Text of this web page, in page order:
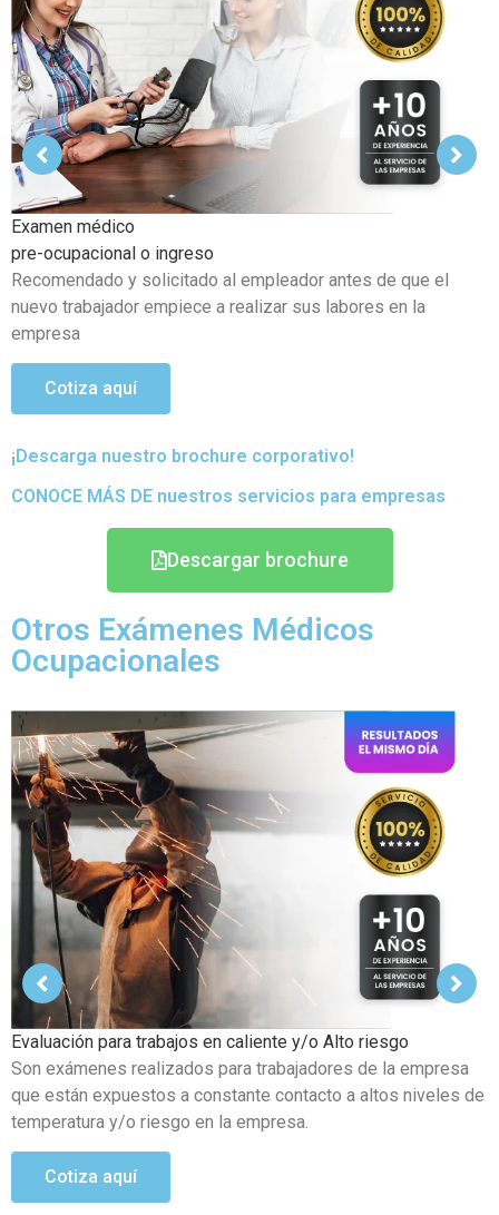
Examen médico Ocupacional Periódicos o anuales
Objetivo de poder detectar si existen problemas de salud
que se hayan podido generar en el transcurso de sus
actividades
Cotiza aquí
¡Descarga nuestro brochure corporativo!
CONOCE MÁS DE nuestros servicios para empresas
Descargar brochure
Otros Exámenes Médicos
Ocupacionales
Examen Médico Ocupacional de Reincorporación Laboral
Este examen se realiza al colaborador que se incorpora a la
organización luego de haber sufrido alguna incapacidad
temporal propia del trabajo.
Cotiza aquí